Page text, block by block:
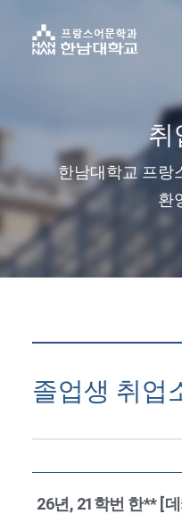
취
한남대학교 프랑
환
졸업생 취업
26년, 21학번 한** [